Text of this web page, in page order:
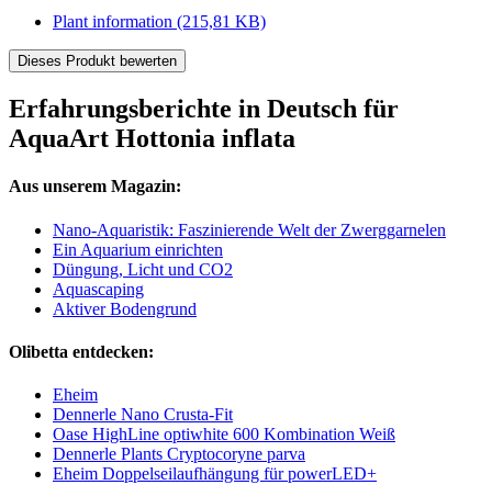
Plant information (215,81 KB)
Dieses Produkt bewerten
Erfahrungsberichte in Deutsch für
AquaArt Hottonia inflata
Aus unserem Magazin:
Nano-Aquaristik: Faszinierende Welt der Zwerggarnelen
Ein Aquarium einrichten
Düngung, Licht und CO2
Aquascaping
Aktiver Bodengrund
Olibetta entdecken:
Eheim
Dennerle Nano Crusta-Fit
Oase HighLine optiwhite 600 Kombination Weiß
Dennerle Plants Cryptocoryne parva
Eheim Doppelseilaufhängung für powerLED+